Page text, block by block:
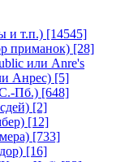
и т.п.) [14545]
приманок) [28]
или Anre's
Анрес) [5]
Пб.) [648]
[2]
[12]
[733]
[16]